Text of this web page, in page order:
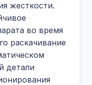
жесткости.
во время
раскачивание
детали